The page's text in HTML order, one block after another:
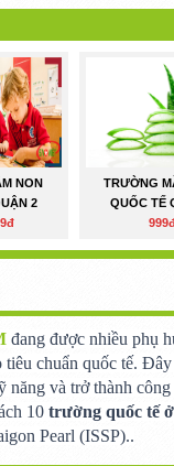
NON
2
TRƯỜNG
QUỐC TẾ
đang được nhiều phụ
chuẩn quốc tế.
và trở thành
10 trường quốc tế
Pearl (ISSP)..